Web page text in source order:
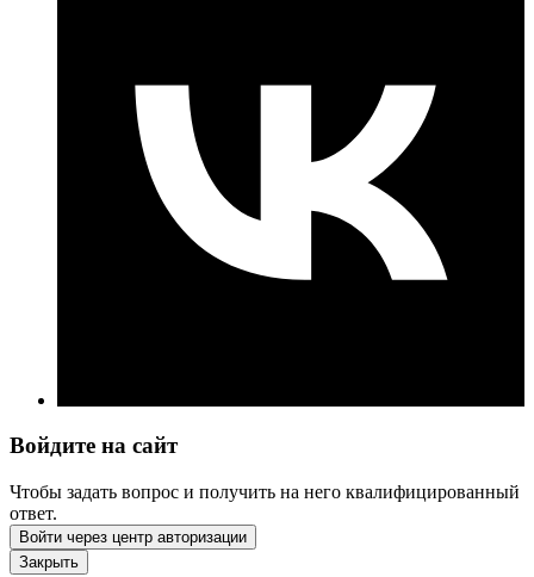
Войдите на сайт
Чтобы задать вопрос и получить на него квалифицированный
ответ.
Войти через центр авторизации
Закрыть